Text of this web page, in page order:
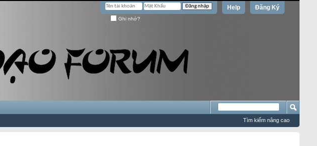
Đăng Ký
Help
Ghi nhớ?
Tìm kiếm nâng cao